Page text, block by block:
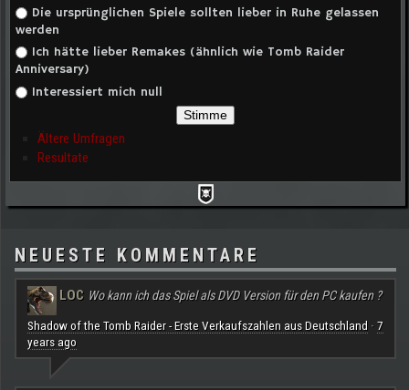
Die ursprünglichen Spiele sollten lieber in Ruhe gelassen
werden
Ich hätte lieber Remakes (ähnlich wie Tomb Raider
Anniversary)
Interessiert mich null
Ältere Umfragen
Resultate
NEUESTE KOMMENTARE
LOC Wo kann ich das Spiel als DVD Version für den PC kaufen ?
Shadow of the Tomb Raider - Erste Verkaufszahlen aus Deutschland · 7
years ago